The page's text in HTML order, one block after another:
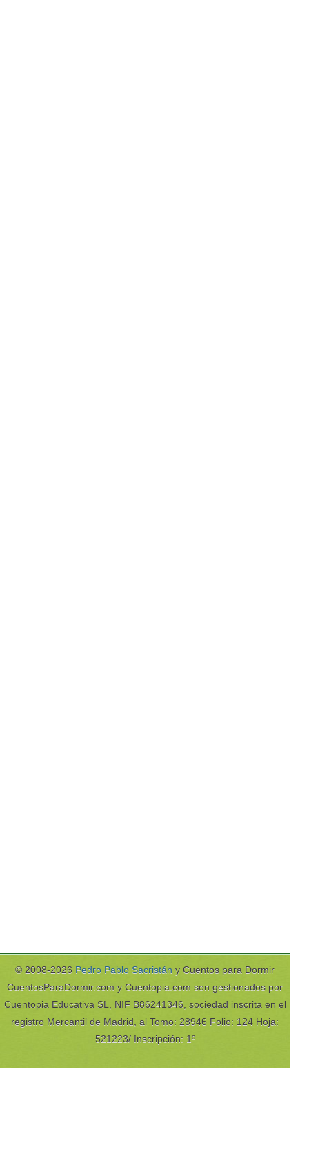
© 2008-2026 Pedro Pablo Sacristán y Cuentos para Dormir
CuentosParaDormir.com y Cuentopia.com son gestionados por
Cuentopia Educativa SL, NIF B86241346, sociedad inscrita en el
registro Mercantil de Madrid, al Tomo: 28946 Folio: 124 Hoja:
521223/ Inscripción: 1º